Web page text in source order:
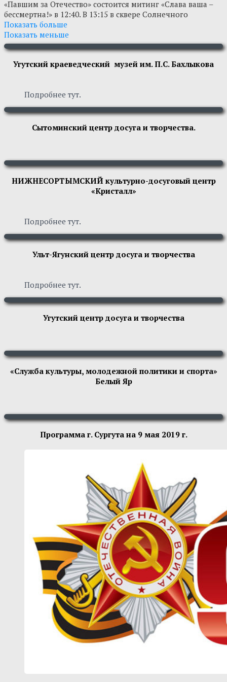
«Павшим за Отечество» состоится митинг «Слава ваша –
бессмертна!» в 12:40. В 13:15 в сквере Солнечного
начнется концертная программа «Нам нужен мир – тебе и
мне!». Любители спорта смогут поучаствовать в массовом
забеге на 1418 метров, будет организована детская
игровая программа. На время праздничных мероприятий
будет ограничен проезд по нескольким улицам
#Солнечный#СургутскийРайон
Показать больше
Показать меньше
Угутский краеведческий музей им. П.С. Бахлыкова
Подробнее тут.
Сытоминский центр досуга и творчества.
НИЖНЕСОРТЫМСКИЙ культурно-досуговый центр
«Кристалл»
Подробнее тут.
Ульт-Ягунский центр досуга и творчества
Подробнее тут.
Угутский центр досуга и творчества
«Служба культуры, молодежной политики и спорта»
Белый Яр
Программа г. Сургута на 9 мая 2019 г.